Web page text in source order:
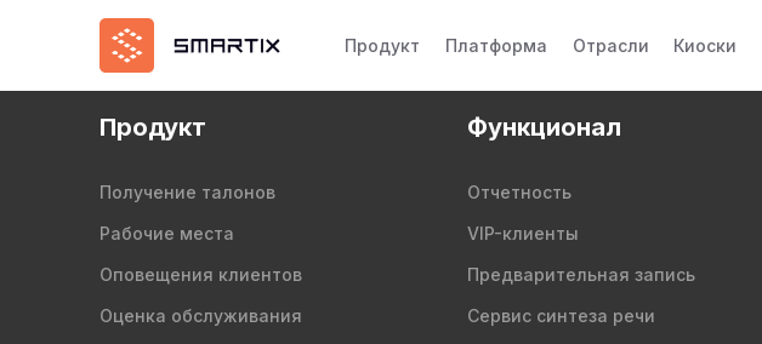
Продукт Платформа Отрасли Киоски
Продукт
Получение талонов
Рабочие места
Оповещения клиентов
Оценка обслуживания
Функционал
Отчетность
VIP-клиенты
Предварительная запись
Сервис синтеза речи